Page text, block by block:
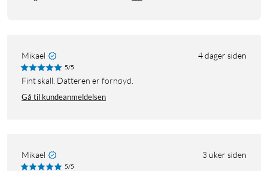
Mikael 4 dager siden
5/5
Fint skall. Datteren er fornøyd.
Gå til kundeanmeldelsen
Mikael 3 uker siden
5/5